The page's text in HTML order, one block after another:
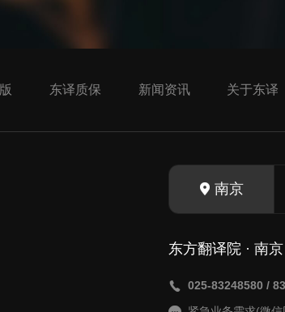
东译质保 新闻资讯 关于东译
南京
东方翻译院 · 南京
025-83248580 /